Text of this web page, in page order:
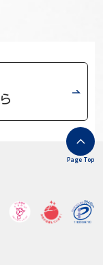
Page Top